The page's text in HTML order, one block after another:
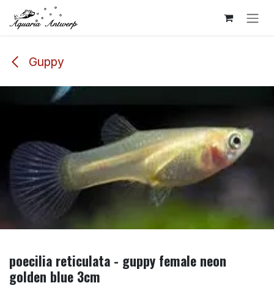
Overslaan naar inhoud
Guppy
poecilia reticulata - guppy female neon
golden blue 3cm